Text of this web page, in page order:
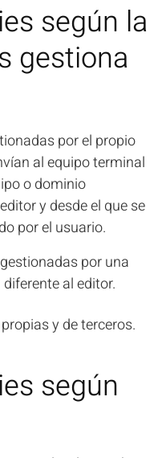
según la
gestiona
por el propio
al equipo terminal
o dominio
y desde el que se
por el usuario.
por una
al editor.
y de terceros.
según